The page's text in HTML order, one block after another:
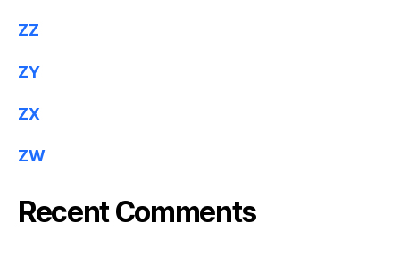
ZZ
ZY
ZX
ZW
Recent Comments